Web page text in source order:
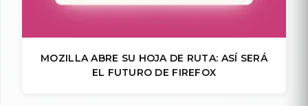
MOZILLA ABRE SU HOJA DE RUTA: ASÍ SERÁ
EL FUTURO DE FIREFOX